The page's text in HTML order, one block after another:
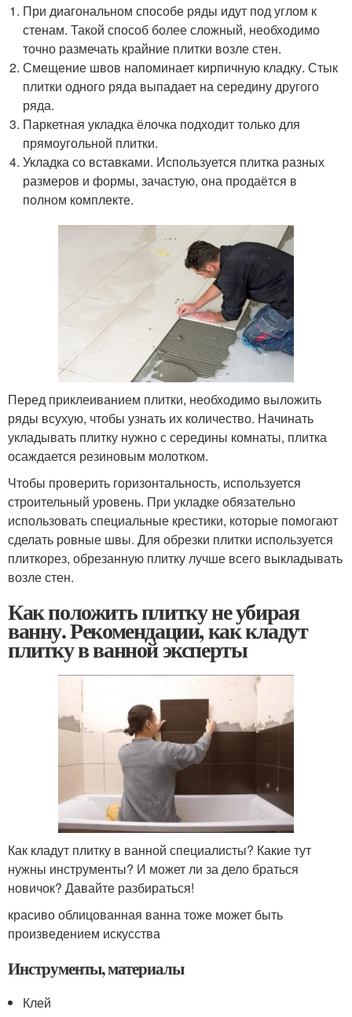
При диагональном способе ряды идут под углом к
стенам. Такой способ более сложный, необходимо
точно размечать крайние плитки возле стен.
Смещение швов напоминает кирпичную кладку. Стык
плитки одного ряда выпадает на середину другого
ряда.
Паркетная укладка ёлочка подходит только для
прямоугольной плитки.
Укладка со вставками. Используется плитка разных
размеров и формы, зачастую, она продаётся в
полном комплекте.
Перед приклеиванием плитки, необходимо выложить
ряды всухую, чтобы узнать их количество. Начинать
укладывать плитку нужно с середины комнаты, плитка
осаждается резиновым молотком.
Чтобы проверить горизонтальность, используется
строительный уровень. При укладке обязательно
использовать специальные крестики, которые помогают
сделать ровные швы. Для обрезки плитки используется
плиткорез, обрезанную плитку лучше всего выкладывать
возле стен.
Как положить плитку не убирая
ванну. Рекомендации, как кладут
плитку в ванной эксперты
Как кладут плитку в ванной специалисты? Какие тут
нужны инструменты? И может ли за дело браться
новичок? Давайте разбираться!
красиво облицованная ванна тоже может быть
произведением искусства
Инструменты, материалы
Клей